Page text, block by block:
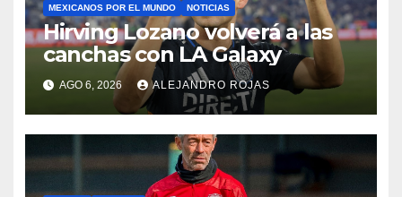
MEXICANOS POR EL MUNDO NOTICIAS
Hirving Lozano volverá a las
canchas con LA Galaxy
AGO 6, 2026 ALEJANDRO ROJAS